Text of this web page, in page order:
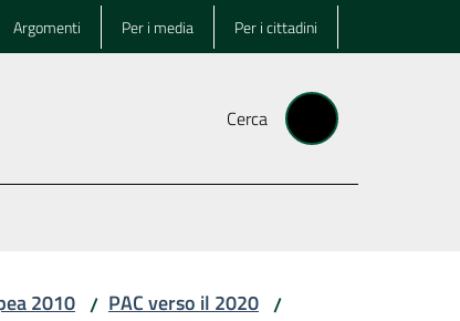
Argomenti Per i media Per i cittadini
Cerca
2010 / PAC verso il 2020 /